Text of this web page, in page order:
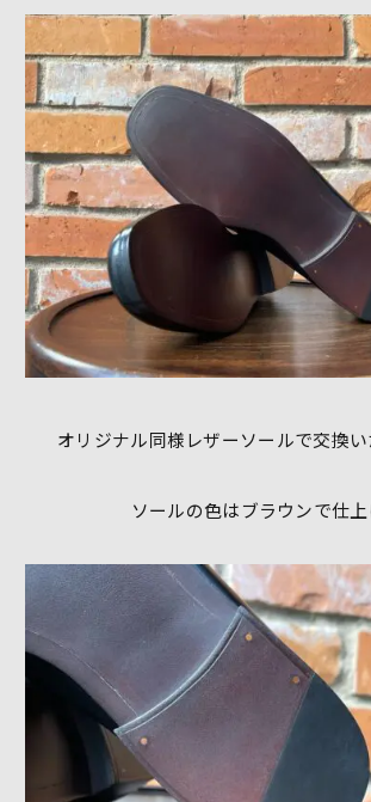
オリジナル同様レザーソールで交換い
ソールの色はブラウンで仕上